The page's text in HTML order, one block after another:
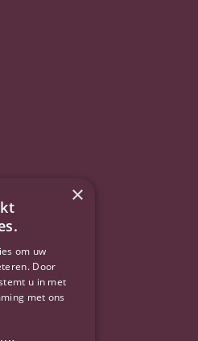
×
om uw
Door
u in met
met ons